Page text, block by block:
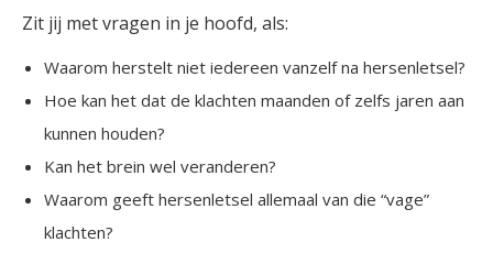
Zit jij met vragen in je hoofd, als:
Waarom herstelt niet iedereen vanzelf na hersenletsel?
Hoe kan het dat de klachten maanden of zelfs jaren aan
kunnen houden?
Kan het brein wel veranderen?
Waarom geeft hersenletsel allemaal van die “vage”
klachten?